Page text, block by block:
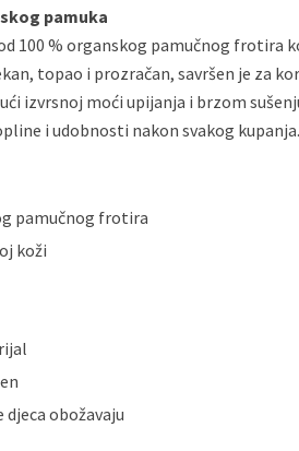
banke
Master
Sve
banke
Maestro
ECC Discover
pamuka
100 % organskog pamučnog frotira
topao i prozračan, savršen je za
izvrsnoj moći upijanja i brzom
i udobnosti nakon svakog kupanja.
pamučnog frotira
koži
obožavaju